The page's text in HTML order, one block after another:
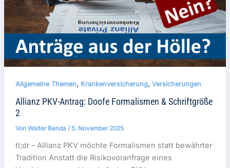
Allgemeine Themen, Krankenversicherung, Versicherungen
Allianz PKV-Antrag: Doofe Formalismen & Schriftgröße
2
Von Walter Benda / 5. November 2025
tl;dr – Allianz PKV möchte Formalismen statt bewährter
Tradition Anstatt die Risikovoranfrage eines